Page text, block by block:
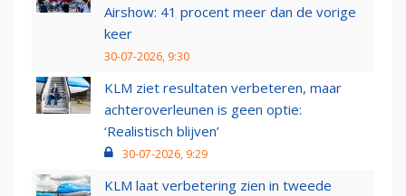
Airshow: 41 procent meer dan de vorige
keer
30-07-2026, 9:30
KLM ziet resultaten verbeteren, maar
achteroverleunen is geen optie:
‘Realistisch blijven’
30-07-2026, 9:29
KLM laat verbetering zien in tweede